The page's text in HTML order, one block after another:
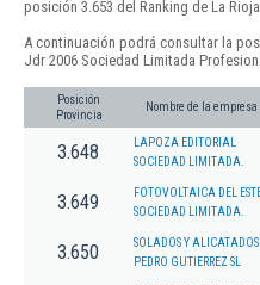
posición 3.653 del Ranking de La
A continuación podrá consultar la
Jdr 2006 Sociedad Limitada
Posición
Provincia
Nombre de la empresa
3.648
LAPOZA EDITORIAL
SOCIEDAD LIMITADA.
3.649
FOTOVOLTAICA DEL ESTE
SOCIEDAD LIMITADA.
3.650
SOLADOS Y ALICATADOS
PEDRO GUTIERREZ SL